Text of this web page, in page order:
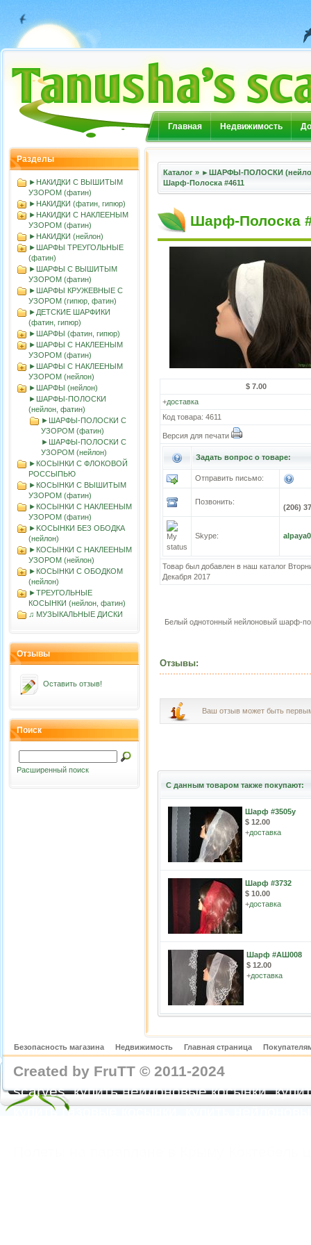
Главная Недвижимость
Разделы
►НАКИДКИ С ВЫШИТЫМ
УЗОРОМ (фатин)
►НАКИДКИ (фатин, гипюр)
►НАКИДКИ С НАКЛЕЕНЫМ
УЗОРОМ (фатин)
►НАКИДКИ (нейлон)
►ШАРФЫ ТРЕУГОЛЬНЫЕ
(фатин)
►ШАРФЫ С ВЫШИТЫМ
УЗОРОМ (фатин)
►ШАРФЫ КРУЖЕВНЫЕ С
УЗОРОМ (гипюр, фатин)
►ДЕТСКИЕ ШАРФИКИ
(фатин, гипюр)
►ШАРФЫ (фатин, гипюр)
►ШАРФЫ С НАКЛЕЕНЫМ
УЗОРОМ (фатин)
►ШАРФЫ С НАКЛЕЕНЫМ
УЗОРОМ (нейлон)
►ШАРФЫ (нейлон)
►ШАРФЫ-ПОЛОСКИ
(нейлон, фатин)
►ШАРФЫ-ПОЛОСКИ С
УЗОРОМ (фатин)
►ШАРФЫ-ПОЛОСКИ С
УЗОРОМ (нейлон)
►КОСЫНКИ С ФЛОКОВОЙ
РОССЫПЬЮ
►КОСЫНКИ С ВЫШИТЫМ
УЗОРОМ (фатин)
►КОСЫНКИ С НАКЛЕЕНЫМ
УЗОРОМ (фатин)
►KOСЫНКИ БЕЗ ОБОДКА
(нейлон)
►КОСЫНКИ С НАКЛЕЕНЫМ
УЗОРОМ (нейлон)
►КОСЫНКИ С ОБОДКОМ
(нейлон)
►ТРЕУГОЛЬНЫЕ
КОСЫНКИ (нейлон, фатин)
♫ МУЗЫКАЛЬНЫЕ ДИСКИ
Отзывы
Оставить отзыв!
Поиск
Расширенный поиск
Каталог » ►ШАРФЫ-ПОЛОСКИ
Шарф-Полоска #4611
Шарф-Полоска
$ 7.00
+доставка
Код товара: 4611
Версия для печати
Задать вопрос о товаре:
Отправить письмо:
Позвонить:
(206)
Skype:
Товар был добавлен в наш каталог
Декабря 2017
Белый однотонный нейлоновый шарф-
Отзывы:
Ваш отзыв может быть
С данным товаром также покупают:
Шарф #3505у
$ 12.00
+доставка
Шарф #3732
$ 10.00
+доставка
Шарф #АШ008
$ 12.00
+доставка
Безопасность магазина Недвижимость Главная страница
Created by FruTT © 2011-2024
scarves, купить нейлоновые косынки,
купить газовые косынки, купить